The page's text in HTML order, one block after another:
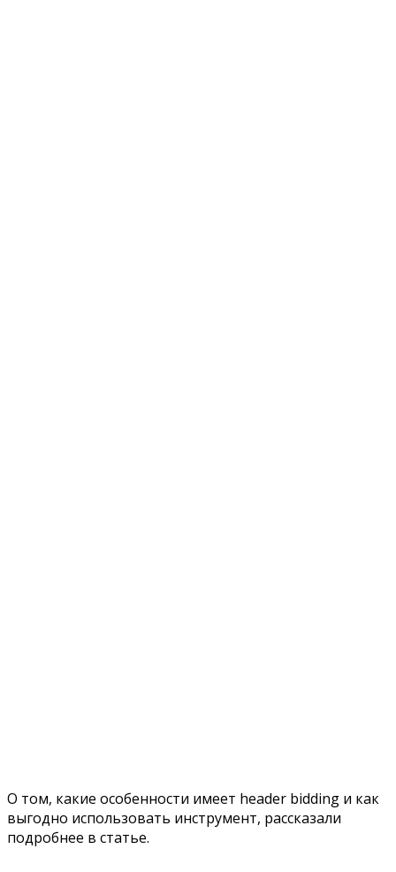
О том, какие особенности имеет header bidding и как
выгодно использовать инструмент, рассказали
подробнее в статье.